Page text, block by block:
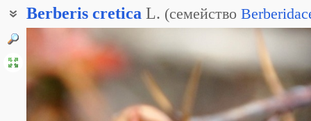
Berberis cretica L. (семейство